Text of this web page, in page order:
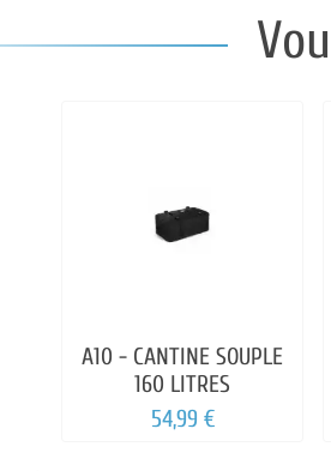
A10 - CANTINE SOUPLE
160 LITRES
54,99 €